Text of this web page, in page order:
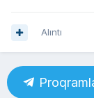
Alıntı